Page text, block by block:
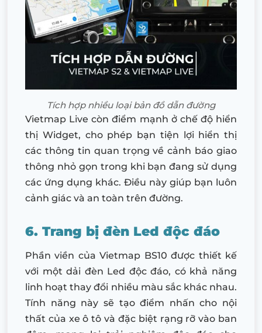
Tích hợp nhiều loại bản đồ dẫn đường
Vietmap Live còn điểm mạnh ở chế độ hiển
thị Widget, cho phép bạn tiện lợi hiển thị
các thông tin quan trọng về cảnh báo giao
thông nhỏ gọn trong khi bạn đang sử dụng
các ứng dụng khác. Điều này giúp bạn luôn
cảnh giác và an toàn trên đường.
6. Trang bị đèn Led độc đáo
Phần viền của Vietmap BS10 được thiết kế
với một dải đèn Led độc đáo, có khả năng
linh hoạt thay đổi nhiều màu sắc khác nhau.
Tính năng này sẽ tạo điểm nhấn cho nội
thất của xe ô tô và đặc biệt rạng rỡ vào ban